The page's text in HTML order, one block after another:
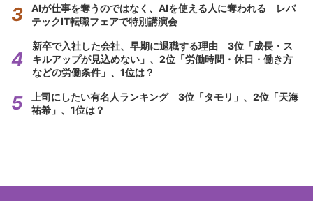
AIが仕事を奪うのではなく、AIを使える人に奪われる レバ
テックIT転職フェアで特別講演会
新卒で入社した会社、早期に退職する理由 3位「成長・ス
キルアップが見込めない」、2位「労働時間・休日・働き方
などの労働条件」、1位は？
上司にしたい有名人ランキング 3位「タモリ」、2位「天海
祐希」、1位は？